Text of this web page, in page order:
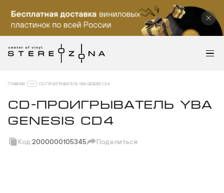
ГЛАВНАЯ CD-ПРОИГРЫВАТЕЛЬ YBA GENESIS CD4
CD-ПРОИГРЫВАТЕЛЬ YBA
GENESIS CD4
Код:2000000105345 Поделиться